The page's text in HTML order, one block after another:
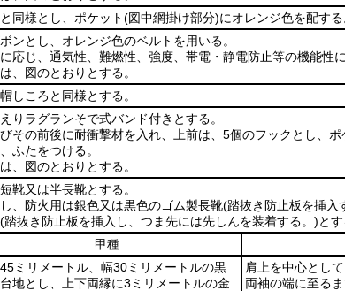
同様とし、ポケット(図中網掛け部分)にオレンジ色を配する
ンとし、オレンジ色のベルトを用いる。
応じ、通気性、難燃性、強度、帯電・静電防止等の機能性に
、図のとおりとする。
しころと同様とする。
りラグランそで式バンド付きとする。
その前後に耐衝撃材を入れ、上前は、5個のフックとし、
ふたをつける。
、図のとおりとする。
靴又は半長靴とする。
、防火用は銀色又は黒色のゴム製長靴(踏抜き防止板を挿入
(踏抜き防止板を挿入し、つま先には先しんを装着する。)とす
甲種
ミリメートル、幅30ミリメートルの黒
地とし、上下両縁に3ミリメートルの金
肩上を中心とし
両袖の端に至る